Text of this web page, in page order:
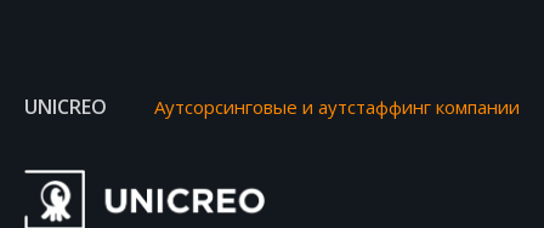
UNICREO Аутсорсинговые и аутстаффинг компании